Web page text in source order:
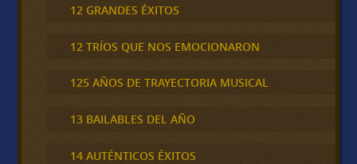
12 GRANDES ÉXITOS
12 TRÍOS QUE NOS EMOCIONARON
125 AÑOS DE TRAYECTORIA MUSICAL
13 BAILABLES DEL AÑO
14 AUTÉNTICOS ÉXITOS